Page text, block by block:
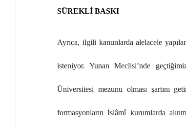
SÜREKLİ BASKI
Ayrıca, ilgili kanunlarda alelacele
isteniyor. Yunan Meclisi’nde
Üniversitesi mezunu olması şartını
formasyonların İslâmî kurumlarda